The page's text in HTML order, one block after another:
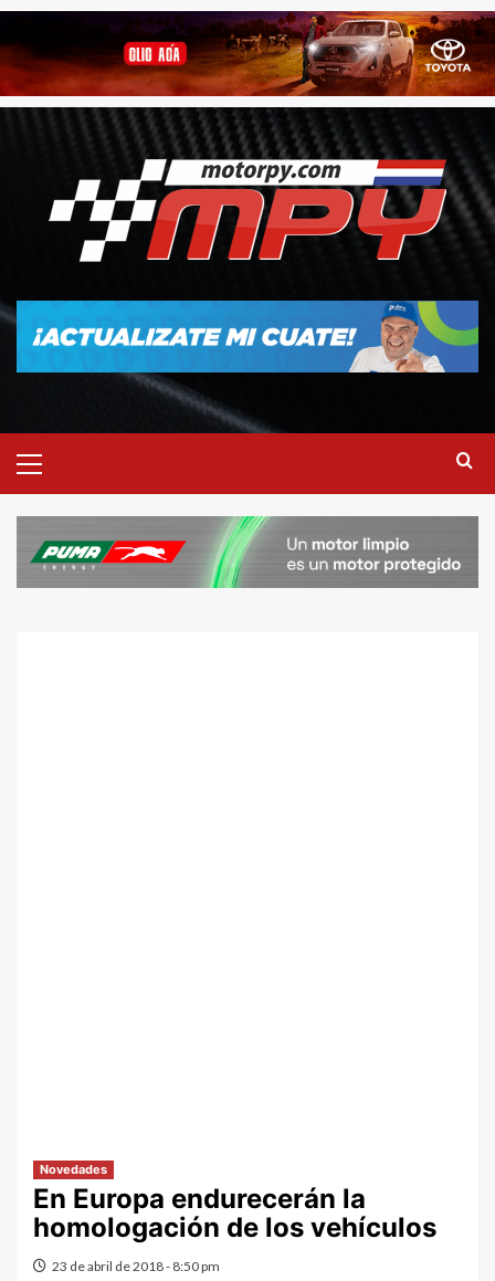
Novedades
En Europa endurecerán la
homologación de los vehículos
23 de abril de 2018 - 8:50 pm